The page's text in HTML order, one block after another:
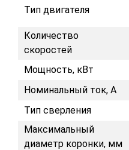
Тип двигателя
Количество
скоростей
Мощность, кВт
Номинальный ток, А
Тип сверления
Максимальный
диаметр коронки, мм